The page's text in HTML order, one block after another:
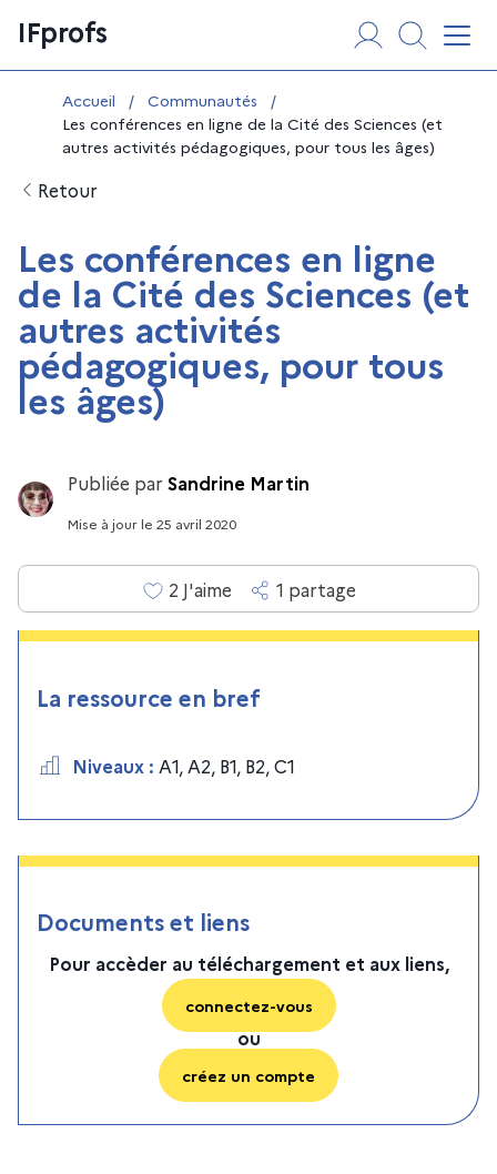
au
contenu
IFprofs
Vous êtes ici :
Accueil / Communautés
/
Les conférences en ligne de la Cité des Sciences (et
autres activités pédagogiques, pour tous les âges)
Retour
Les conférences en ligne
de la Cité des Sciences (et
autres activités
pédagogiques, pour tous
les âges)
Publiée parSandrine Martin
Mise à jourle 25 avril 2020
2 J'aime 1 partage
La ressource en bref
Niveaux : A1, A2, B1, B2,C1
Documents et liens
Pour accèder au téléchargement et aux liens,
connectez-vous
ou
créez un compte